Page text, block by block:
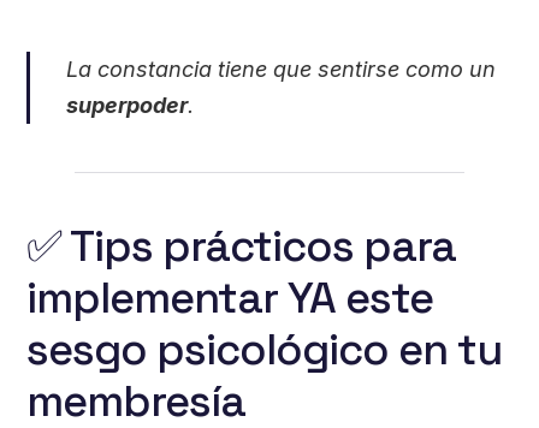
La constancia tiene que sentirse como un
superpoder.
✅ Tips prácticos para
implementar YA este
sesgo psicológico en tu
membresía